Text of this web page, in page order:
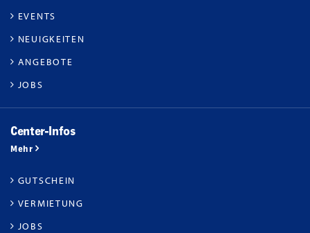
EVENTS
NEUIGKEITEN
ANGEBOTE
JOBS
Center-Infos
Mehr
GUTSCHEIN
VERMIETUNG
JOBS